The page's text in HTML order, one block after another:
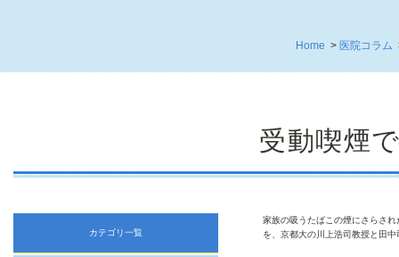
Home > 医院コラム
受動喫煙
家族の吸うたばこの煙にさらさ
を、京都大の川上浩司教授と田
カテゴリ一覧